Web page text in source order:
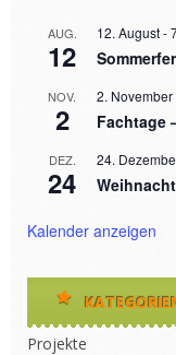
AUG.
12
12. August-
NOV.
2
2. November
Fachtage
DEZ.
24
24.
Kalender anzeigen
Projekte